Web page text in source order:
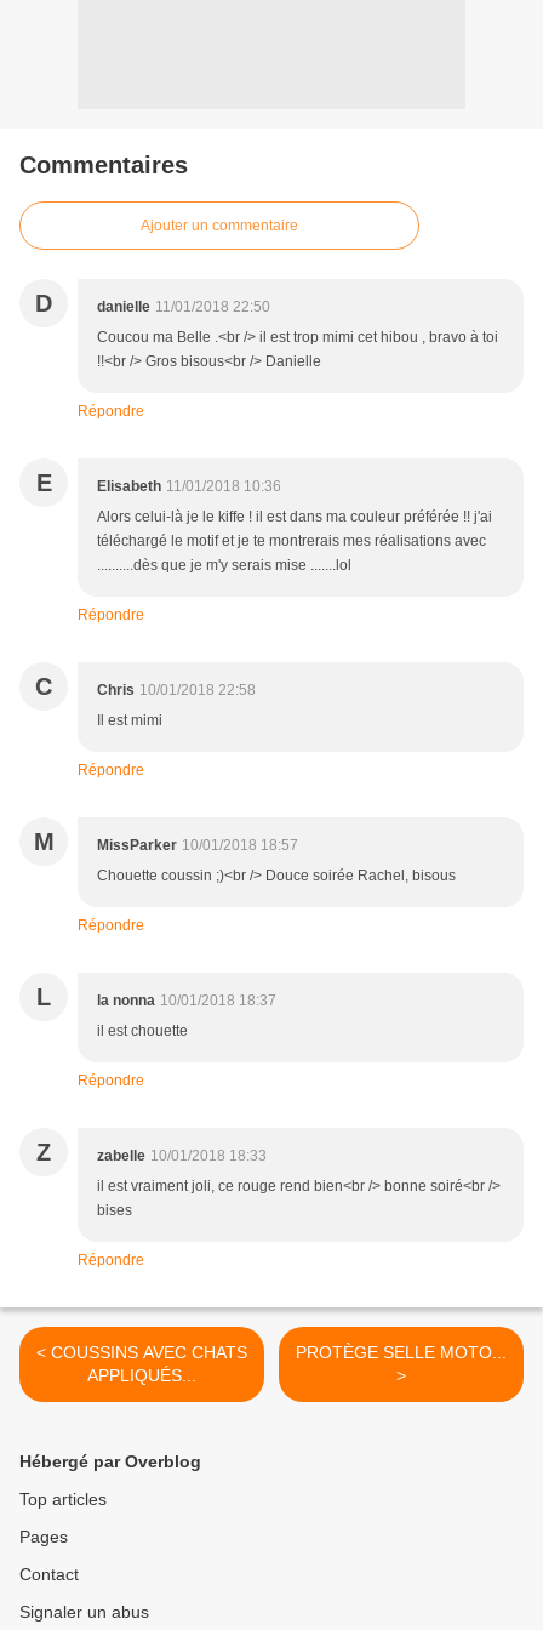
Commentaires
Ajouter un commentaire
D danielle 11/01/2018 22:50
Coucou ma Belle .<br /> il est trop mimi cet hibou , bravo à toi
!!<br /> Gros bisous<br /> Danielle
Répondre
E Elisabeth 11/01/2018 10:36
Alors celui-là je le kiffe ! il est dans ma couleur préférée !! j'ai
téléchargé le motif et je te montrerais mes réalisations avec
..........dès que je m'y serais mise .......lol
Répondre
C Chris 10/01/2018 22:58
Il est mimi
Répondre
M MissParker 10/01/2018 18:57
Chouette coussin ;)<br /> Douce soirée Rachel, bisous
Répondre
L la nonna 10/01/2018 18:37
il est chouette
Répondre
Z zabelle 10/01/2018 18:33
il est vraiment joli, ce rouge rend bien<br /> bonne soiré<br />
bises
Répondre
< COUSSINS AVEC CHATS
APPLIQUÉS...
PROTÈGE SELLE MOTO...
>
Hébergé par Overblog
Top articles
Pages
Contact
Signaler un abus